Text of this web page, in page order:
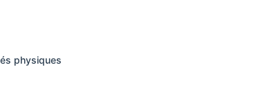
physiques